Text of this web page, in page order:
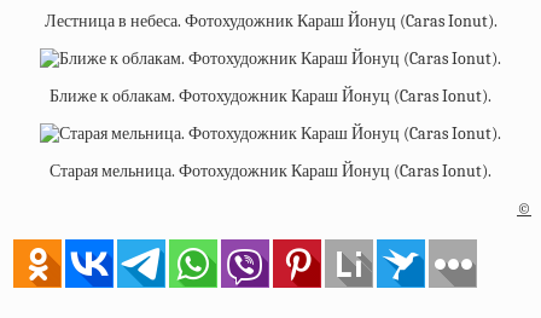
Лестница в небеса. Фотохудожник Караш Йонуц (Caras Ionut).
Ближе к облакам. Фотохудожник Караш Йонуц (Caras Ionut).
Старая мельница. Фотохудожник Караш Йонуц (Caras Ionut).
©